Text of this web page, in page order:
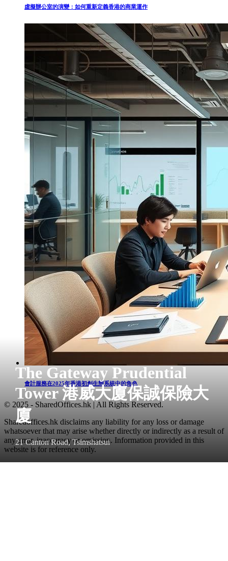
The Gateway Prudential
Tower 港威大廈保誠保險大
廈
21 Canton Road, Tsimshatsui
虛擬辦公室的演變：如何重新定義香港的商業運作
會計服務在2025年香港初創生態系統中的角色
© 2025 - SharedOffices.hk | All Rights Reserved.
Sharedoffices.hk disclaims any liability for any loss or damage
whatsoever that may arise whether directly or indirectly as a result of
any error, inaccuracy or omission. Information provided in this
website is for reference only.